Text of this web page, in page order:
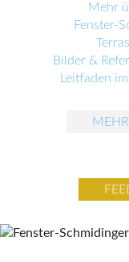
Mehr
Fenster-
Bilder &
Leitfaden